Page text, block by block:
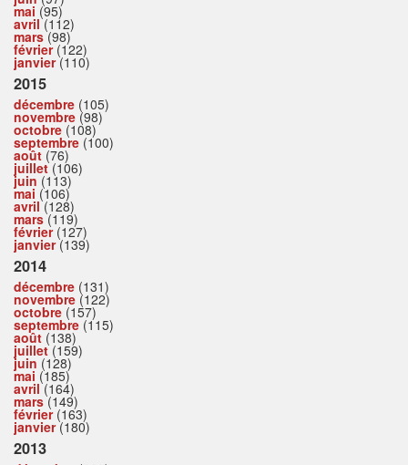
mai (95)
avril(112)
mars(98)
février(122)
janvier(110)
2015
décembre (105)
novembre (98)
octobre (108)
septembre (100)
août (76)
juillet(106)
juin (113)
mai (106)
avril(128)
mars(119)
février(127)
janvier(139)
2014
décembre (131)
novembre (122)
octobre (157)
septembre (115)
août (138)
juillet(159)
juin (128)
mai (185)
avril(164)
mars(149)
février(163)
janvier(180)
2013